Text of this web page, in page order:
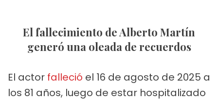
El fallecimiento de Alberto Martín
generó una oleada de recuerdos
El actor falleció el 16 de agosto de 2025 a
los 81 años, luego de estar hospitalizado